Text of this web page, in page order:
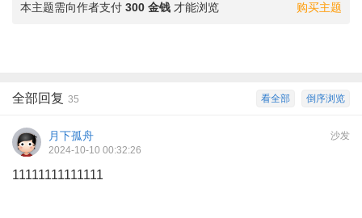
购买主题
本主题需向作者支付 300 金钱 才能浏览
倒序浏览
看全部
全部回复 35
沙发
月下孤舟
2024-10-10 00:32:26
11111111111111